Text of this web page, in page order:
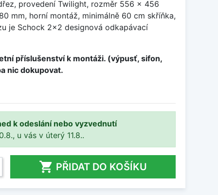
provedení Twilight, rozměr 556 x 456
mm, horní montáž, minimálně 60 cm skříňka,
je Schock 2x2 designová odkapávací
příslušenství k montáži. (výpusť, sifon,
nic dokupovat.
k odeslání nebo vyzvednutí
u vás v úterý 11.8..
 PŘIDAT DO KOŠÍKU